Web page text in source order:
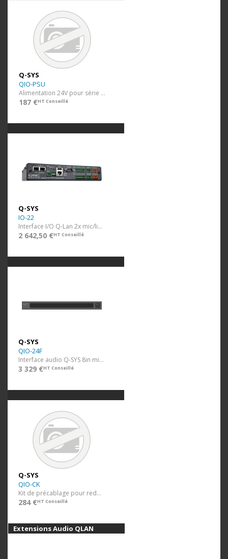
Q-SYS
QIO-PSU
Alimentation 24V pour série QIO
187 €HT Conseillé
Q-SYS
IO-22
Interface I/O Q-Lan 2x mic/ligne + 2 OUT
2 642,50 €HT Conseillé
Q-SYS
QIO-24F
Interface audio Q-SYS 8in mic/line 8 flex 8 out
3 329 €HT Conseillé
Q-SYS
QIO-CK
Kit de précablage pour redondance QIO
284 €HT Conseillé
Extensions Audio QLAN